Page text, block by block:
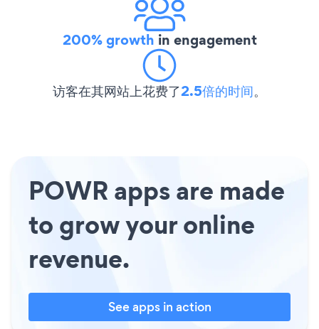
200% growth in engagement
访客在其网站上花费了2.5倍的时间。
POWR apps are made
to grow your online
revenue.
See apps in action